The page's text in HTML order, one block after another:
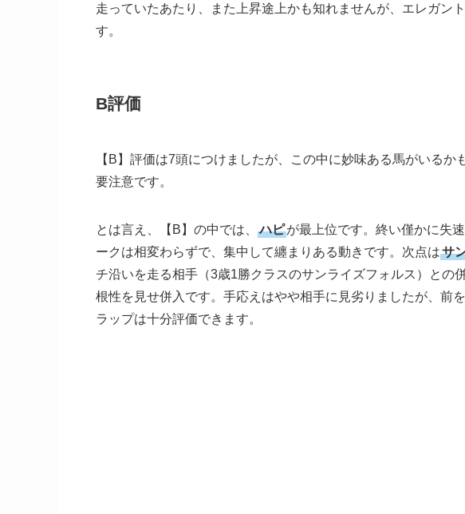
走っていたあたり、また上昇途上かも知れませんが、エレガン
す。
B評価
【B】評価は7頭につけましたが、この中に妙味ある馬がいる
要注意です。
とは言え、【B】の中では、 ハピが最上位です。終い僅かに失
ークは相変わらずで、集中して纏まりある動きです。次点はサ
チ沿いを走る相手（3歳1勝クラスのサンライズフォルス）との
根性を見せ併入です。手応えはやや相手に見劣りましたが、前
ラップは十分評価できます。